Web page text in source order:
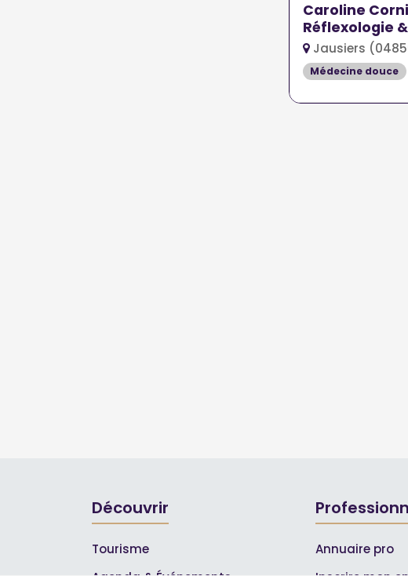
Caroline
Réflexologie
Jausiers
Médecine douce
Découvrir
Tourisme
Annuaire pro